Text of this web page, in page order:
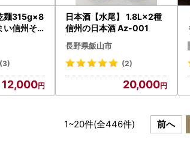
麺315g×8
い信州そ
(3)
12,000
日本酒【水尾】 1.8L×2種
信州の日本酒 Az-001
長野県飯山市
(2)
20,000
1~20件(全446件) 前へ